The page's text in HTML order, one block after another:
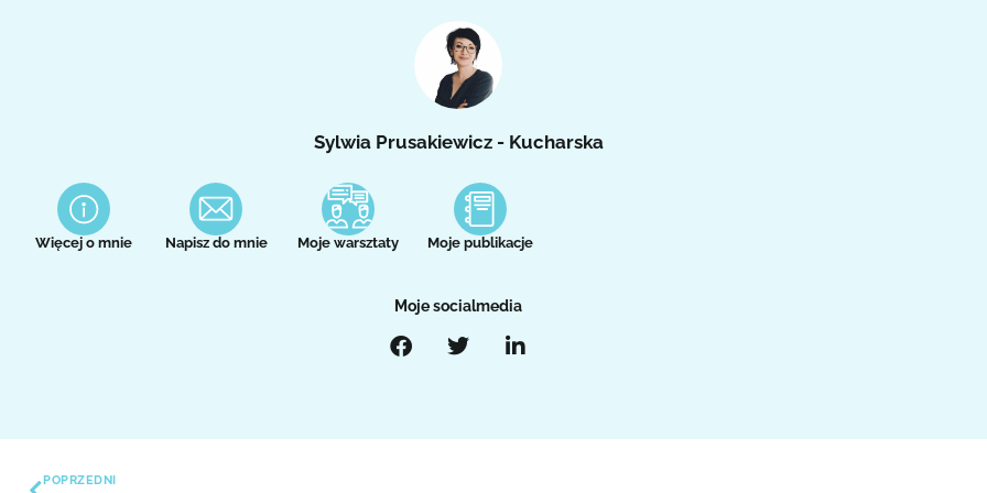
Sylwia Prusakiewicz - Kucharska
Więcej o mnie Napisz do mnie Moje warsztaty Moje publikacje
Moje socialmedia
POPRZEDNI